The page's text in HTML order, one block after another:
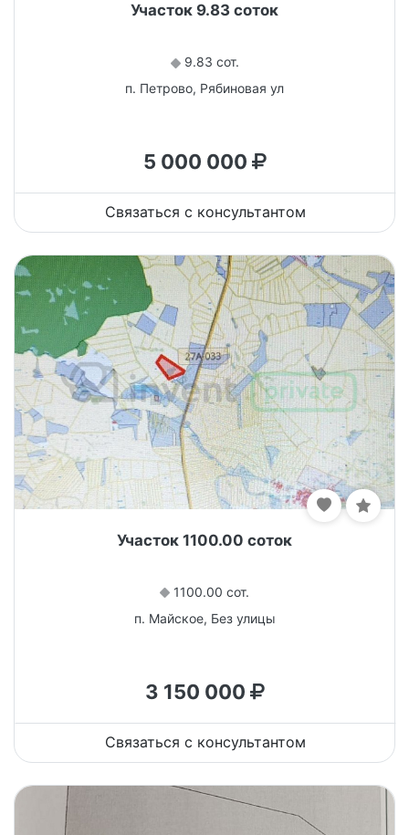
Участок 9.83 соток
9.83 сот.
п. Петрово, Рябиновая ул
5 000 000
Связаться с консультантом
Участок 1100.00 соток
1100.00 сот.
п. Майское, Без улицы
3 150 000
Связаться с консультантом